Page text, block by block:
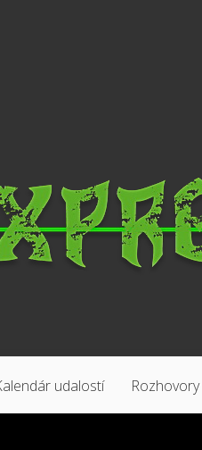
udalostí Rozhovory